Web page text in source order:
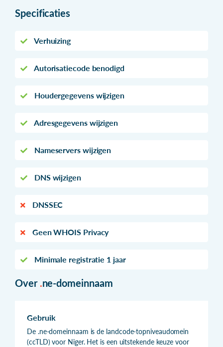
Specificaties
Verhuizing
Autorisatiecode benodigd
Houdergegevens wijzigen
Adresgegevens wijzigen
Nameservers wijzigen
DNS wijzigen
DNSSEC
Geen WHOIS Privacy
Minimale registratie 1 jaar
Over .ne-domeinnaam
Gebruik
De .ne-domeinnaam is de landcode-topniveaudomein
(ccTLD) voor Niger. Het is een uitstekende keuze voor